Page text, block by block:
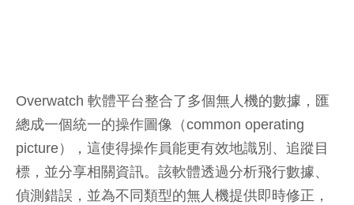
Overwatch 軟體平台整合了多個無人機的數據，匯
總成一個統一的操作圖像（common operating
picture），這使得操作員能更有效地識別、追蹤目
標，並分享相關資訊。該軟體透過分析飛行數據、
偵測錯誤，並為不同類型的無人機提供即時修正，